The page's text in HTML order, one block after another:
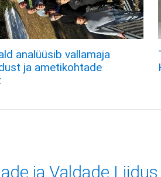
analüüsib vallamaja
ja ametikohtade
ja Valdade Liidus